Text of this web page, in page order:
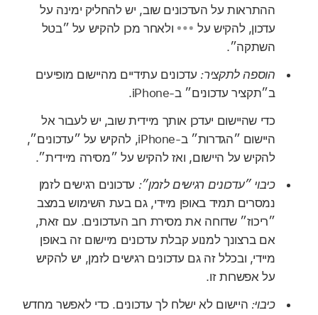
ההתראות על העדכונים שוב, יש להחליק ימינה על
עדכון, להקיש על
ולאחר מכן להקיש על ״בטל
השתקה״.
הוספה לתקציר: עדכונים עתידיים מהיישום מופיעים
ב״תקציר עדכונים״ ב-iPhone‏.
כדי שהיישום יעדכן אותך מיידית שוב, יש לעבור אל
היישום ״הגדרות״ ב-iPhone, להקיש על ״עדכונים״,
להקיש על היישום, ואז להקיש על ״מסירה מיידית״.
כיבוי ״עדכונים רגישים לזמן״: עדכונים רגישים לזמן
נמסרים תמיד באופן מיידי, גם בעת השימוש במצב
״ריכוז״ שדוחה את מסירת רוב העדכונים. עם זאת,
אם ברצונך למנוע קבלת עדכונים מיישום זה באופן
מיידי, ובכלל זה גם עדכונים רגישים לזמן, יש להקיש
על אפשרות זו.
כיבוי: היישום לא ישלח לך עדכונים. כדי לאפשר מחדש